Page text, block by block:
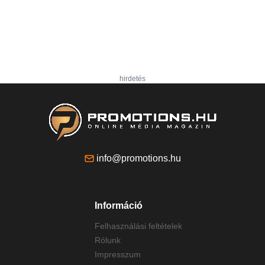
hirdetés
info@promotions.hu
Információ
Felhasználási feltételek
Rólunk
Impresszum